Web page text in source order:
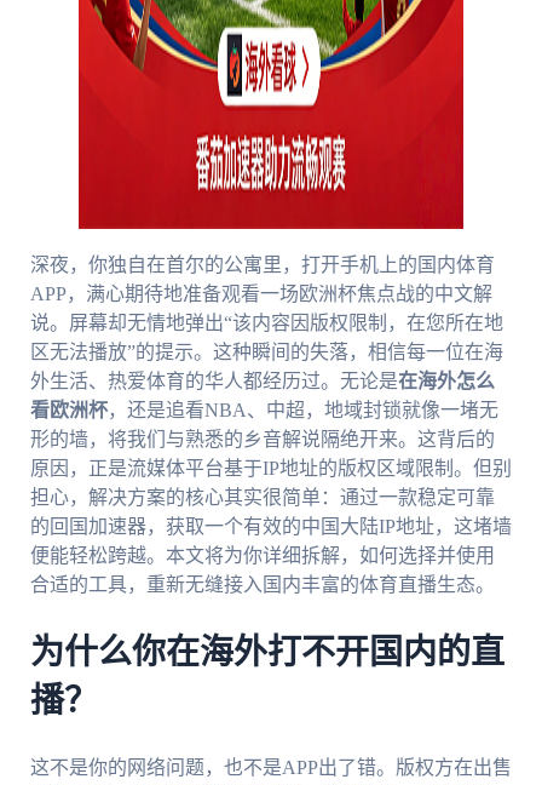
深夜，你独自在首尔的公寓里，打开手机上的国内体育
APP，满心期待地准备观看一场欧洲杯焦点战的中文解
说。屏幕却无情地弹出“该内容因版权限制，在您所在地
区无法播放”的提示。这种瞬间的失落，相信每一位在海
外生活、热爱体育的华人都经历过。无论是在海外怎么
看欧洲杯，还是追看NBA、中超，地域封锁就像一堵无
形的墙，将我们与熟悉的乡音解说隔绝开来。这背后的
原因，正是流媒体平台基于IP地址的版权区域限制。但别
担心，解决方案的核心其实很简单：通过一款稳定可靠
的回国加速器，获取一个有效的中国大陆IP地址，这堵墙
便能轻松跨越。本文将为你详细拆解，如何选择并使用
合适的工具，重新无缝接入国内丰富的体育直播生态。
为什么你在海外打不开国内的直
播？
这不是你的网络问题，也不是APP出了错。版权方在出售